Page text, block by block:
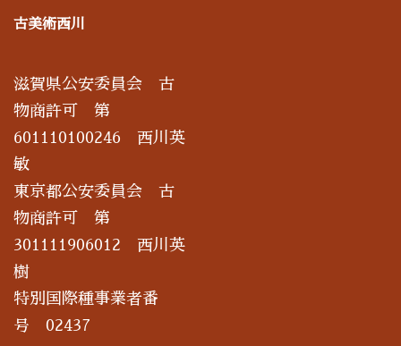
古美術西川
滋賀県公安委員会 古
物商許可 第
601110100246 西川英
敏
東京都公安委員会 古
物商許可 第
301111906012 西川英
樹
特別国際種事業者番
号 02437